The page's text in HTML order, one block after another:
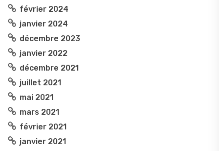
février 2024
janvier 2024
décembre 2023
janvier 2022
décembre 2021
juillet 2021
mai 2021
mars 2021
février 2021
janvier 2021